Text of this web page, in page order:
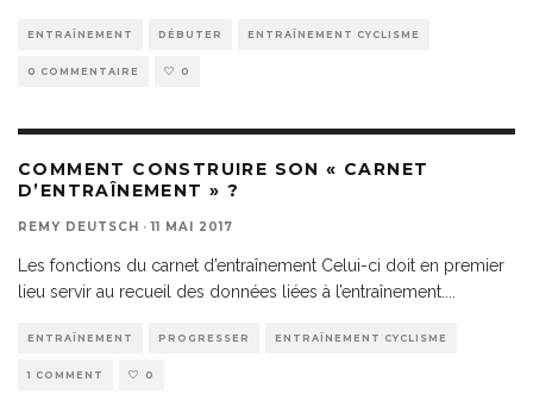
ENTRAÎNEMENT DÉBUTER ENTRAÎNEMENT CYCLISME
0 COMMENTAIRE 0
COMMENT CONSTRUIRE SON « CARNET
D’ENTRAÎNEMENT » ?
REMY DEUTSCH · 11 MAI 2017
Les fonctions du carnet d’entraînement Celui-ci doit en premier
lieu servir au recueil des données liées à l’entraînement....
ENTRAÎNEMENT PROGRESSER ENTRAÎNEMENT CYCLISME
1 COMMENT 0